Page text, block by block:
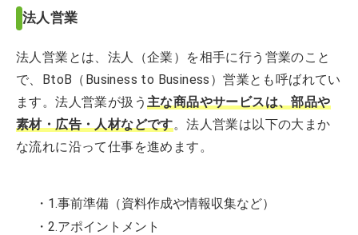
法人営業
法人営業とは、法人（企業）を相手に行う営業のこと
で、BtoB（Business to Business）営業とも呼ばれてい
ます。法人営業が扱う 主な商品やサービスは、部品や
素材・広告・人材などです。法人営業は以下の大まか
な流れに沿って仕事を進めます。
・1.事前準備（資料作成や情報収集など）
・2.アポイントメント